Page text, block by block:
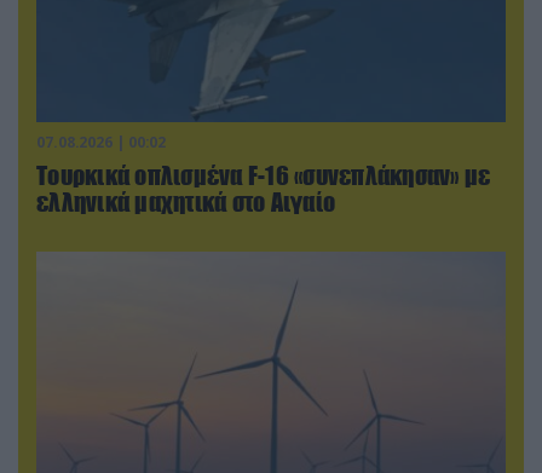
07.08.2026 | 00:02
Τουρκικά οπλισμένα F-16 «συνεπλάκησαν» με
ελληνικά μαχητικά στο Αιγαίο